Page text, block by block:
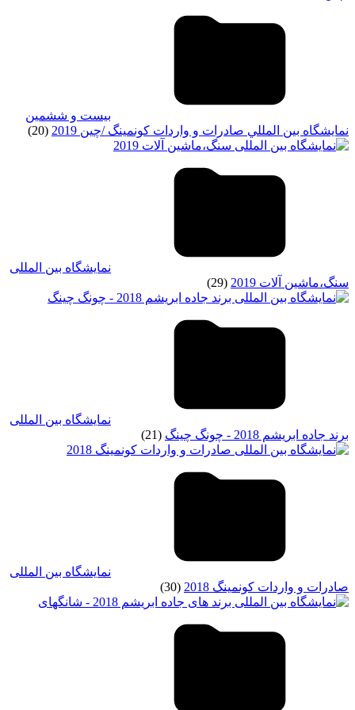
بيست و ششمين
نمايشگاه بين المللي صادرات و واردات کونمينگ /چين 2019
(20)
نمايشگاه بين المللی
سنگ،ماشين آلات 2019
(29)
نمایشگاه بین المللی
برند جاده ابریشم 2018 - چونگ چینگ
(21)
نمایشگاه بین المللی
صادرات و واردات کونمينگ 2018
(30)